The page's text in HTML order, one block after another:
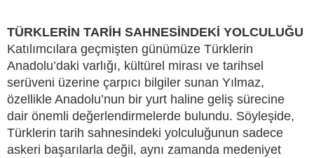
TÜRKLERİN TARİH SAHNESİNDEKİ YOLCULUĞU
Katılımcılara geçmişten günümüze Türklerin
Anadolu’daki varlığı, kültürel mirası ve tarihsel
serüveni üzerine çarpıcı bilgiler sunan Yılmaz,
özellikle Anadolu’nun bir yurt haline geliş sürecine
dair önemli değerlendirmelerde bulundu. Söyleşide,
Türklerin tarih sahnesindeki yolculuğunun sadece
askeri başarılarla değil, aynı zamanda medeniyet